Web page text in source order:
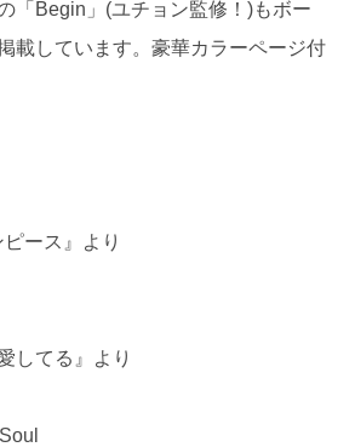
「Begin」(ユチョン監修！)もボー
載しています。豪華カラーページ付
ース』より
してる』より